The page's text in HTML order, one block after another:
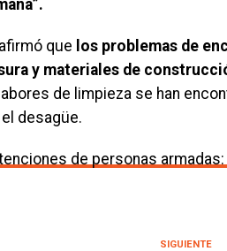
que los problemas de
y materiales de
de limpieza se han
desagüe.
de personas armadas:
SIGUIENTE